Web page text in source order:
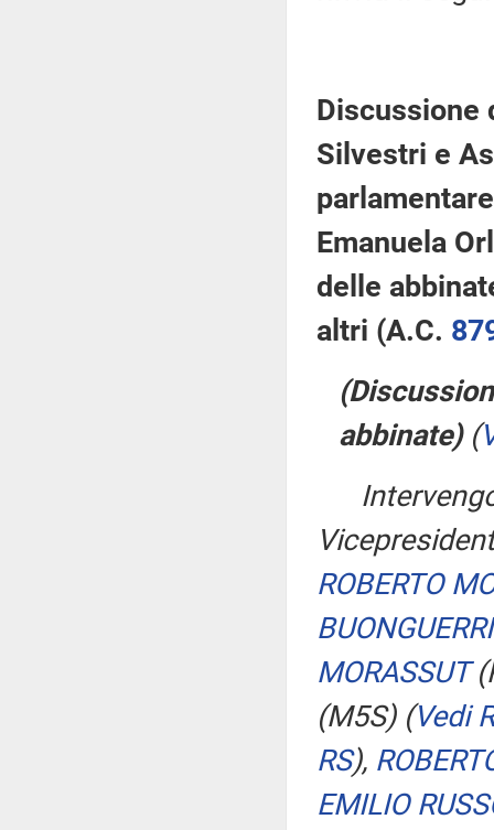
Discussione
Silvestri e
Emanuela
delle
altri (A.C.
abbinate) (
ROBERTO
MORASSUT
(M5S) (Vedi
RS),
EMILIO